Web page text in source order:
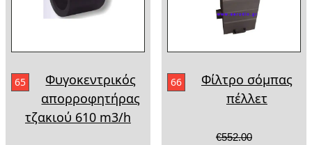
65
Φυγοκεντρικός
απορροφητήρας
τζακιού 610 m3/h
66
Φίλτρο σόμπας
πέλλετ
€552.00